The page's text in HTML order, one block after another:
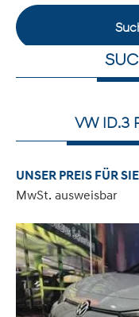
VW ID.3
UNSER PREIS FÜR
MwSt. ausweisbar